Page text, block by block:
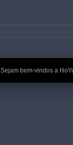
🎉 Sejam bem-vindos a